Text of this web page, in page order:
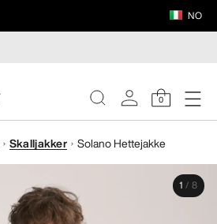
NO
0
Skalljakker Solano Hettejakke
1 / 8